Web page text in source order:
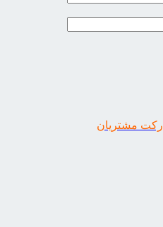
مشتریان